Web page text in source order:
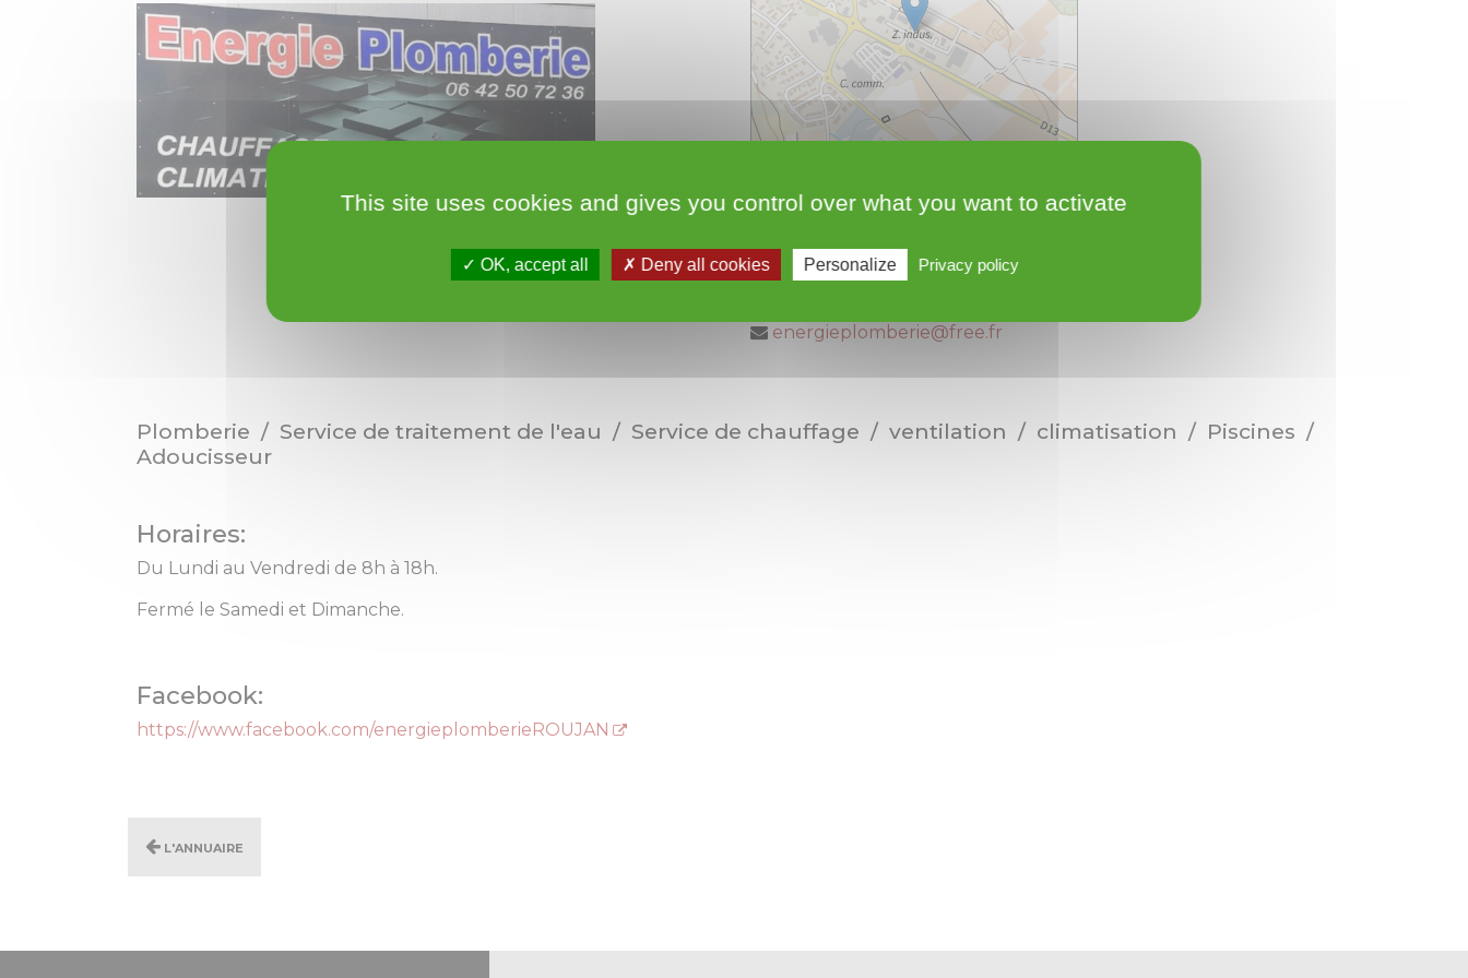
18 rue du pont second
34320 Roujan
energieplomberie@free.fr
Plomberie / Service de traitement de l'eau / Service de chauffage / ventilation / climatisation / Piscines /
Adoucisseur
Horaires:
Du Lundi au Vendredi de 8h à 18h.
Fermé le Samedi et Dimanche.
Facebook:
https://www.facebook.com/energieplomberieROUJAN
L'annuaire
This site uses cookies and gives you control over what you want to activate
OK, accept all Deny all cookies Personalize Privacy policy